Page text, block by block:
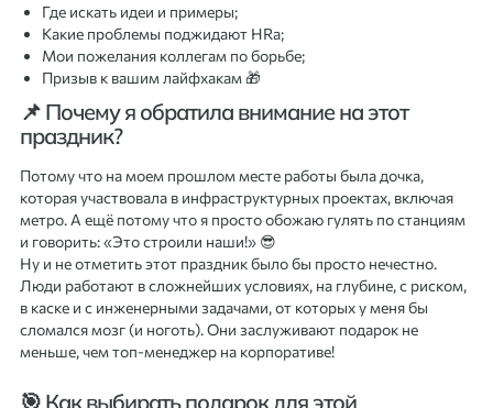
Где искать идеи и примеры;
Какие проблемы поджидают HRа;
Мои пожелания коллегам по борьбе;
Призыв к вашим лайфхакам 🎁
📌 Почему я обратила внимание на этот
праздник?
Потому что на моем прошлом месте работы была дочка,
которая участвовала в инфраструктурных проектах, включая
метро. А ещё потому что я просто обожаю гулять по станциям
и говорить: «Это строили наши!» 😎
Ну и не отметить этот праздник было бы просто нечестно.
Люди работают в сложнейших условиях, на глубине, с риском,
в каске и с инженерными задачами, от которых у меня бы
сломался мозг (и ноготь). Они заслуживают подарок не
меньше, чем топ-менеджер на корпоративе!
🎯 Как выбирать подарок для этой